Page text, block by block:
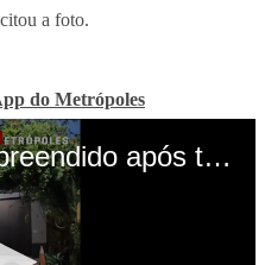
a foto.
do Metrópoles